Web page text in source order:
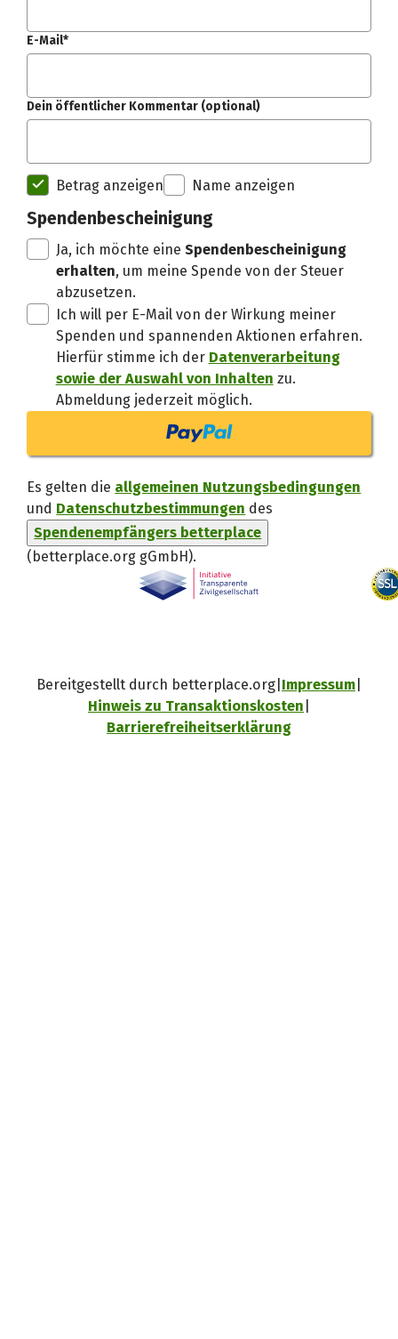
E-Mail*
Dein öffentlicher Kommentar (optional)
Betrag anzeigen Name anzeigen
Spendenbescheinigung
Ja, ich möchte eine Spendenbescheinigung
erhalten, um meine Spende von der Steuer
abzusetzen.
Ich will per E-Mail von der Wirkung meiner
Spenden und spannenden Aktionen erfahren.
Hierfür stimme ich der Datenverarbeitung
sowie der Auswahl von Inhalten zu.
Abmeldung jederzeit möglich.
Es gelten die allgemeinen Nutzungsbedingungen
und Datenschutzbestimmungen des
Spendenempfängers betterplace
(betterplace.org gGmbH)
Spendenempfänger
.
Bereitgestellt durch betterplace.org Impressum
Hinweis zu Transaktionskosten
Barrierefreiheitserklärung